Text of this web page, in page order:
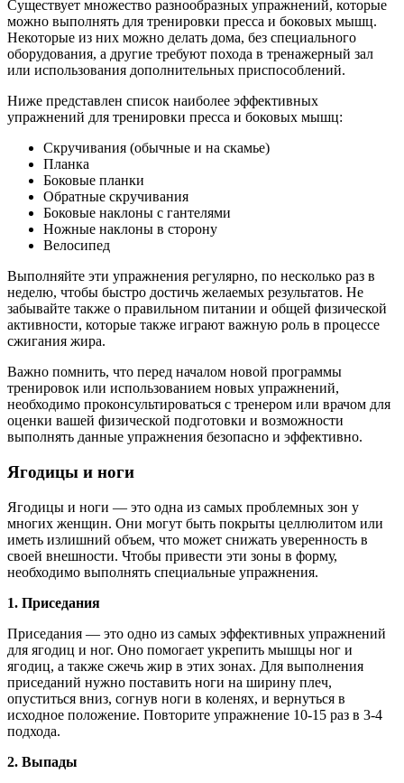
Существует множество разнообразных упражнений, которые
можно выполнять для тренировки пресса и боковых мышц.
Некоторые из них можно делать дома, без специального
оборудования, а другие требуют похода в тренажерный зал
или использования дополнительных приспособлений.
Ниже представлен список наиболее эффективных
упражнений для тренировки пресса и боковых мышц:
Скручивания (обычные и на скамье)
Планка
Боковые планки
Обратные скручивания
Боковые наклоны с гантелями
Ножные наклоны в сторону
Велосипед
Выполняйте эти упражнения регулярно, по несколько раз в
неделю, чтобы быстро достичь желаемых результатов. Не
забывайте также о правильном питании и общей физической
активности, которые также играют важную роль в процессе
сжигания жира.
Важно помнить, что перед началом новой программы
тренировок или использованием новых упражнений,
необходимо проконсультироваться с тренером или врачом для
оценки вашей физической подготовки и возможности
выполнять данные упражнения безопасно и эффективно.
Ягодицы и ноги
Ягодицы и ноги — это одна из самых проблемных зон у
многих женщин. Они могут быть покрыты целлюлитом или
иметь излишний объем, что может снижать уверенность в
своей внешности. Чтобы привести эти зоны в форму,
необходимо выполнять специальные упражнения.
1. Приседания
Приседания — это одно из самых эффективных упражнений
для ягодиц и ног. Оно помогает укрепить мышцы ног и
ягодиц, а также сжечь жир в этих зонах. Для выполнения
приседаний нужно поставить ноги на ширину плеч,
опуститься вниз, согнув ноги в коленях, и вернуться в
исходное положение. Повторите упражнение 10-15 раз в 3-4
подхода.
2. Выпады